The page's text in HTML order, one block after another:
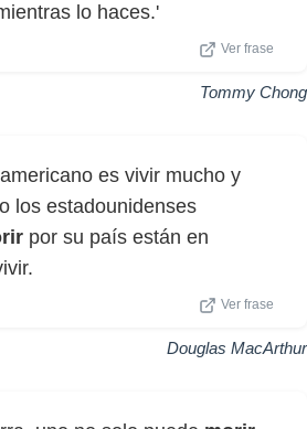
lo haces.'
Ver frase
Tommy Chong
es vivir mucho y
los estadounidenses
por su país están en
Ver frase
Douglas MacArthur